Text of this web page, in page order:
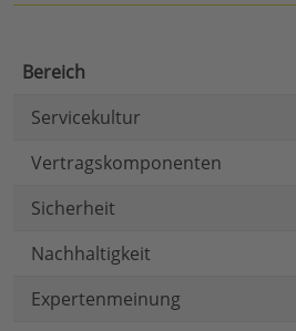
Bereich
Servicekultur
Vertragskomponenten
Sicherheit
Nachhaltigkeit
Expertenmeinung